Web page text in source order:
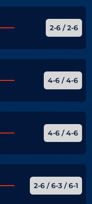
2-6 / 2-6
4-6 / 4-6
4-6 / 4-6
2-6 / 6-3 / 6-1